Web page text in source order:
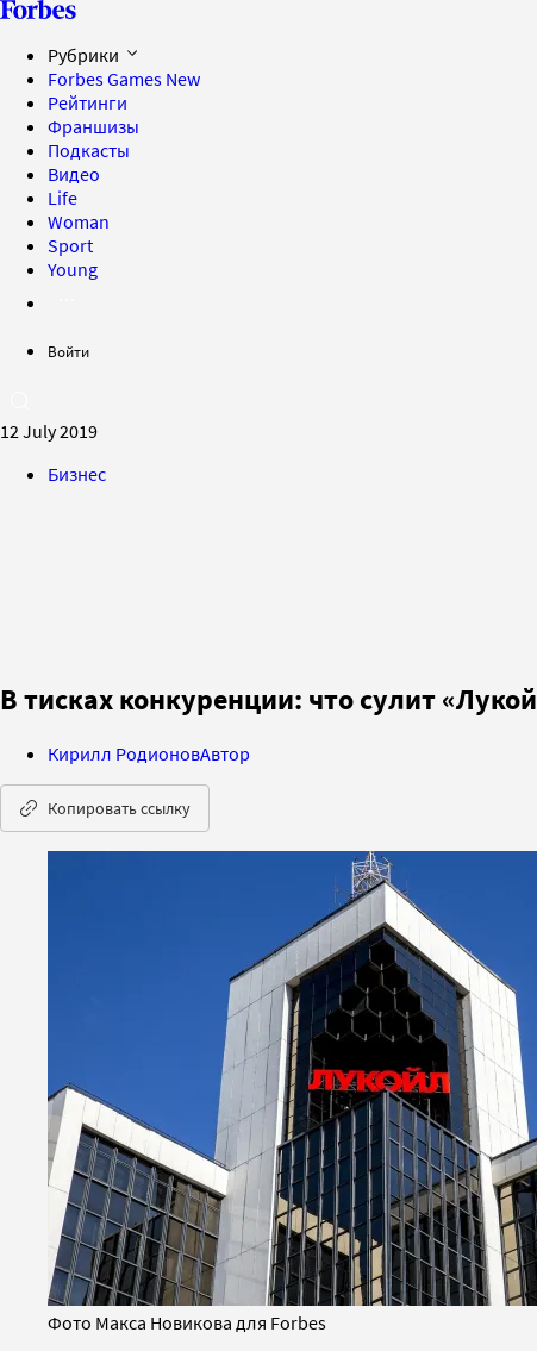
Рубрики
Forbes Games New
Рейтинги
Франшизы
Подкасты
Видео
Life
Woman
Sport
Young
Войти
12 July 2019
Бизнес
В тисках конкуренции: что сулит
Кирилл РодионовАвтор
Копировать ссылку
Фото Макса Новикова для Forbes